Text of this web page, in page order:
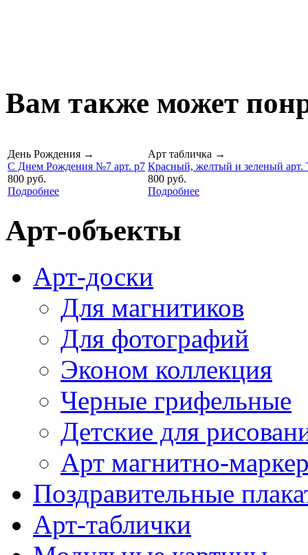
Вам также может
День Рождения →
С Днем Рождения №7 арт. p7
800 руб.
Подробнее
Арт табличка →
Красный, желтый и зеленый арт.
800 руб.
Подробнее
Арт-объекты
Арт-доски
Для магнитиков
Для фотографий
Эконом коллекция
Черные грифельные
Детские для
Арт магнитно-
Поздравительные
Арт-таблички